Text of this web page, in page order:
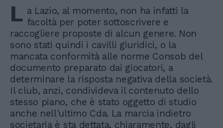
L a Lazio, al momento, non ha infatti la
facoltà per poter sottoscrivere e
raccogliere proposte di alcun genere. Non
sono stati quindi i cavilli giuridici, o la
mancata conformità alle norme Consob del
documento preparato dai giocatori, a
determinare la risposta negativa della società.
Il club, anzi, condivideva il contenuto dello
stesso piano, che è stato oggetto di studio
anche nell'ultimo Cda. La marcia indietro
societaria è sta dettata, chiaramente, dagli